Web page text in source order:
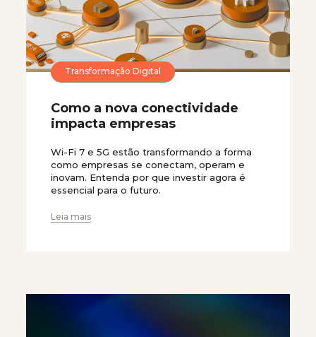
Transformação Digital
Como a nova conectividade
impacta empresas
Wi-Fi 7 e 5G estão transformando a forma
como empresas se conectam, operam e
inovam. Entenda por que investir agora é
essencial para o futuro.
Leia mais